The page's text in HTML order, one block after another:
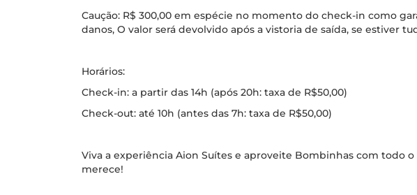
Caução: R$ 300,00 em espécie no momento do check-in como
danos, O valor será devolvido após a vistoria de saída, se estiver
Horários:
Check-in: a partir das 14h (após 20h: taxa de R$50,00)
Check-out: até 10h (antes das 7h: taxa de R$50,00)
Viva a experiência Aion Suítes e aproveite Bombinhas com todo
merece!